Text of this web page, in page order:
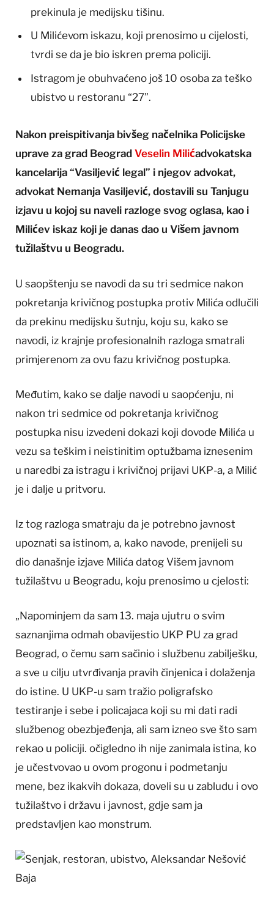
prekinula je medijsku tišinu.
U Milićevom iskazu, koji prenosimo u cijelosti,
tvrdi se da je bio iskren prema policiji.
Istragom je obuhvaćeno još 10 osoba za teško
ubistvo u restoranu “27”.
Nakon preispitivanja bivšeg načelnika Policijske
uprave za grad Beograd Veselin Milićadvokatska
kancelarija “Vasiljević legal” i njegov advokat,
advokat Nemanja Vasiljević, dostavili su Tanjugu
izjavu u kojoj su naveli razloge svog oglasa, kao i
Milićev iskaz koji je danas dao u Višem javnom
tužilaštvu u Beogradu.
U saopštenju se navodi da su tri sedmice nakon
pokretanja krivičnog postupka protiv Milića odlučili
da prekinu medijsku šutnju, koju su, kako se
navodi, iz krajnje profesionalnih razloga smatrali
primjerenom za ovu fazu krivičnog postupka.
Međutim, kako se dalje navodi u saopćenju, ni
nakon tri sedmice od pokretanja krivičnog
postupka nisu izvedeni dokazi koji dovode Milića u
vezu sa teškim i neistinitim optužbama iznesenim
u naredbi za istragu i krivičnoj prijavi UKP-a, a Milić
je i dalje u pritvoru.
Iz tog razloga smatraju da je potrebno javnost
upoznati sa istinom, a, kako navode, prenijeli su
dio današnje izjave Milića datog Višem javnom
tužilaštvu u Beogradu, koju prenosimo u cjelosti:
„Napominjem da sam 13. maja ujutru o svim
saznanjima odmah obavijestio UKP PU za grad
Beograd, o čemu sam sačinio i službenu zabilješku,
a sve u cilju utvrđivanja pravih činjenica i dolaženja
do istine. U UKP-u sam tražio poligrafsko
testiranje i sebe i policajaca koji su mi dati radi
službenog obezbjeđenja, ali sam izneo sve što sam
rekao u policiji. očigledno ih nije zanimala istina, ko
je učestvovao u ovom progonu i podmetanju
mene, bez ikakvih dokaza, doveli su u zabludu i ovo
tužilaštvo i državu i javnost, gdje sam ja
predstavljen kao monstrum.